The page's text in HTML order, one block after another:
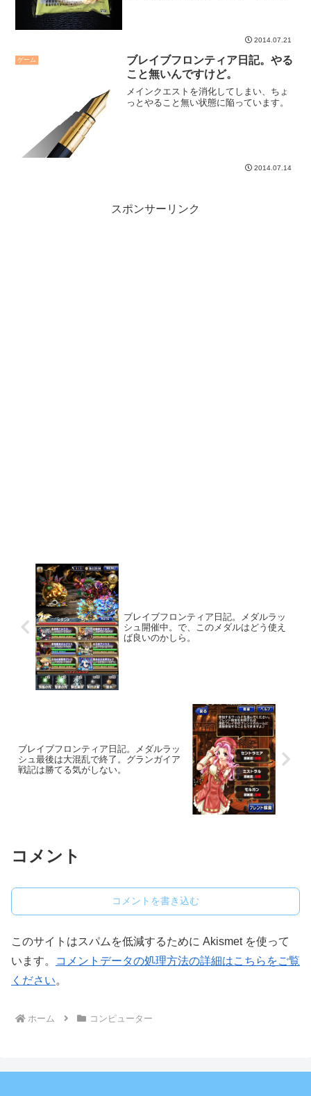
2014.07.21
ゲーム
ブレイブフロンティア日記。やる
こと無いんですけど。
メインクエストを消化してしまい、ちょ
っとやること無い状態に陥っています。
2014.07.14
スポンサーリンク
ブレイブフロンティア日記。メダルラッ
シュ開催中。で、このメダルはどう使え
ば良いのかしら。
ブレイブフロンティア日記。メダルラッ
シュ最後は大混乱で終了。グランガイア
戦記は勝てる気がしない。
コメント
コメントを書き込む
このサイトはスパムを低減するために Akismet を使って
います。
コメントデータの処理方法の詳細はこちらをご覧
ください。
ホーム コンピューター